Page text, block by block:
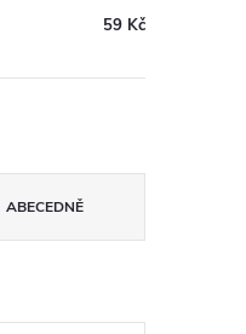
59 Kč
ABECEDNĚ